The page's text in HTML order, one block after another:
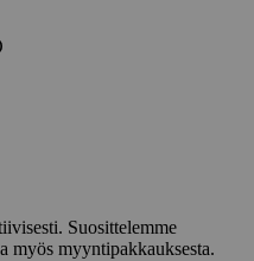
Suosittelemme
myös myyntipakkauksesta.